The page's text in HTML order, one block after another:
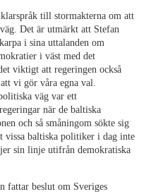
till stormakterna om att
Det är utmärkt att Stefan
i sina uttalanden om
i väst med det
viktigt att regeringen också
vi gör våra egna val.
väg var ett
när de baltiska
och så småningom sökte sig
vissa baltiska politiker i dag inte
sin linje utifrån demokratiska
fattar beslut om Sveriges